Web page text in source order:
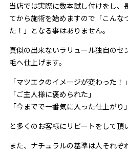
当店では実際に数本試し付けをし、
てから施術を始めますので「こんな
た！」となる事はありません。
真似の出来ないラリュール独自のセ
毛へ仕上げます。
「マツエクのイメージが変わった！」
「ご主人様に褒められた」
「今までで一番気に入った仕上がり」
と多くのお客様にリピートをして頂
また、ナチュラルの基準は人それぞ